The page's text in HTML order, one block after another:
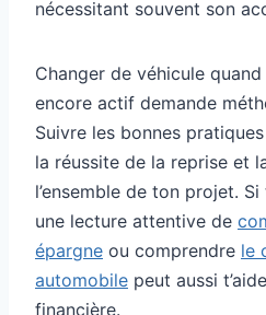
nécessitant souvent son
Changer de véhicule
encore actif demande
Suivre les bonnes
la réussite de la reprise et
l’ensemble de ton projet.
une lecture attentive de
épargne ou comprendre le
automobile peut aussi
financière.